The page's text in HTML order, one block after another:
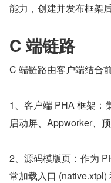
能力，创建并发布框架
C 端链路
C 端链路由客户端结合
1、客户端 PHA 框架：
启动屏、Appworker、
2、源码模版页：作为
常加载入口 (native.xtpl)